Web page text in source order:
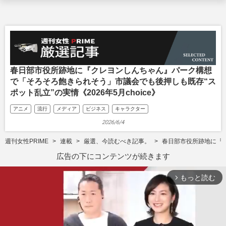
️春日部市役所跡地に『クレヨンしんちゃん』パーク構想
で「そろそろ飽きられそう」市議会でも後押しも既存“ス
ポット乱立”の実情《2026年5月choice》
アニメ 流行 メディア ビジネス キャラクター
2026/6/4
週刊女性PRIME 連載 厳選、今読むべき記事。 春日部市役所跡地に『
広告の下にコンテンツが続きます
arrow_forward_ios もっと読む